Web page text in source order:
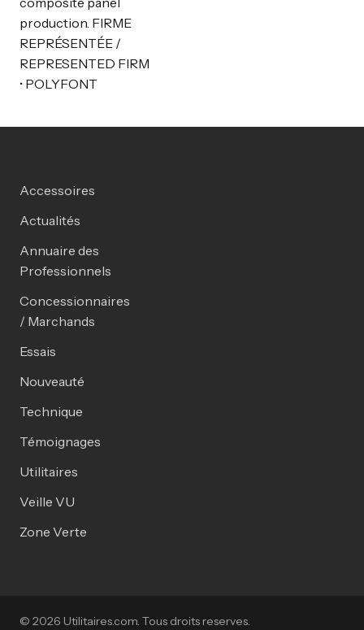
production. FIRME
REPRÉSENTÉE /
REPRESENTED FIRM
• POLYFONT
Accessoires
Actualités
Annuaire des
Professionnels
Concessionnaires
/ Marchands
Essais
Nouveauté
Technique
Témoignages
Utilitaires
Veille VU
Zone Verte
© 2026 Utilitaires.com. Tous droits reserves.